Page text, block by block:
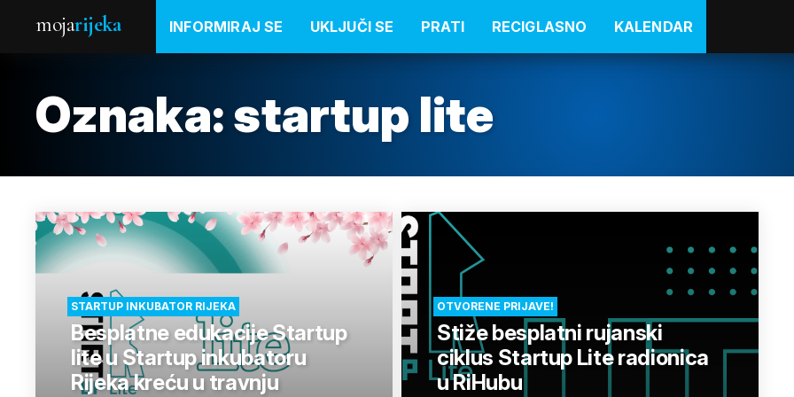
mojarijeka INFORMIRAJ SE UKLJUČI SE PRATI RECIGLASNO KALENDAR
Oznaka:startup lite
STARTUP INKUBATOR RIJEKA
Besplatne edukacije Startup
lite u Startup inkubatoru
Rijeka kreću u travnju
OTVORENE PRIJAVE!
Stiže besplatni rujanski
ciklus Startup Lite radionica
u RiHubu